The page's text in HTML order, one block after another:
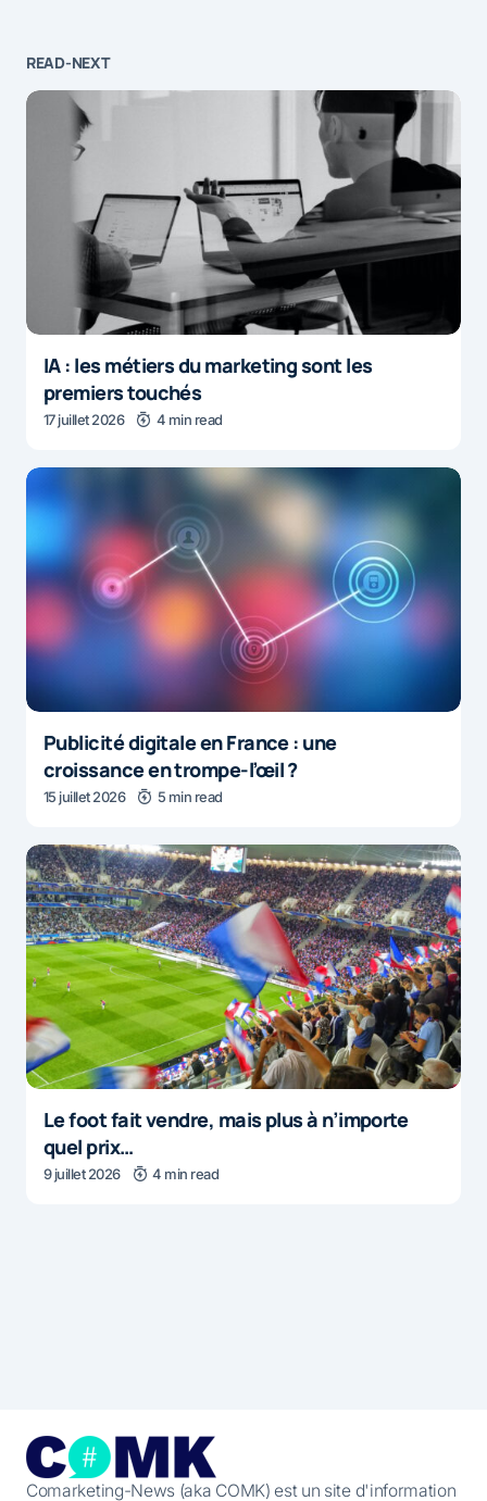
READ-NEXT
IA : les métiers du marketing sont les
premiers touchés
17 juillet 2026 4 min read
Publicité digitale en France : une
croissance en trompe-l’œil ?
15 juillet 2026 5 min read
Le foot fait vendre, mais plus à n’importe
quel prix…
9 juillet 2026 4 min read
Comarketing-News (aka COMK) est un site d'information